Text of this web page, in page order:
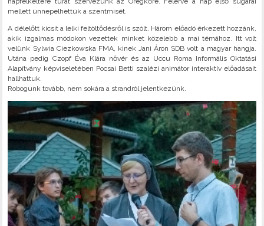
mellett ünnepelhettük a szentmisét.
A délelőtt kicsit a lelki feltöltődésről is szólt. Három előadó érkezett hozzánk,
akik izgalmas módokon vezettek minket közelebb a mai témához. Itt volt
velünk Sylwia Ciezkowska FMA, kinek Jani Áron SDB volt a magyar hangja.
Utána pedig Czopf Éva Klára nővér és az Uccu Roma Informális Oktatási
Alapítvány képviseletében Pocsai Betti szalézi animátor interaktív előadásait
hallhattuk.
Robogunk tovább, nem sokára a strandról jelentkezünk.